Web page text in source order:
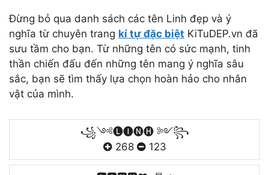
Đừng bỏ qua danh sách các tên Linh đẹp và ý
nghĩa từ chuyên trang kí tự đặc biệt KiTuDEP.vn đã
sưu tầm cho bạn. Từ những tên có sức mạnh, tinh
thần chiến đấu đến những tên mang ý nghĩa sâu
sắc, bạn sẽ tìm thấy lựa chọn hoàn hảo cho nhân
vật của mình.
꧁༺🅛🅘🅝🅗 ༻꧂
268
123